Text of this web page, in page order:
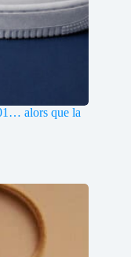
alors que la